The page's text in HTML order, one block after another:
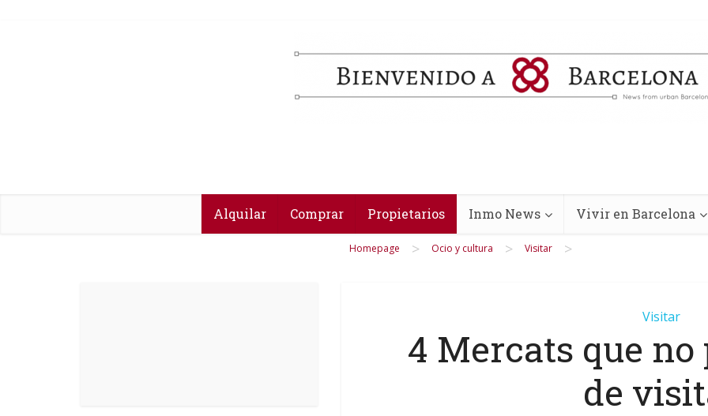
Alquilar Comprar Propietarios Inmo News Vivir en Barcelona
Homepage > Ocio y cultura > Visitar >
Visitar
4 Mercats que no
de